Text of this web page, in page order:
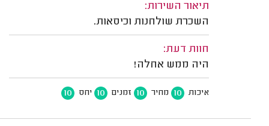
תיאור השירות:
השכרת שולחנות וכיסאות.
חוות דעת:
היה ממש אחלה!
איכות 10 מחיר 10 זמנים 10 יחס 10